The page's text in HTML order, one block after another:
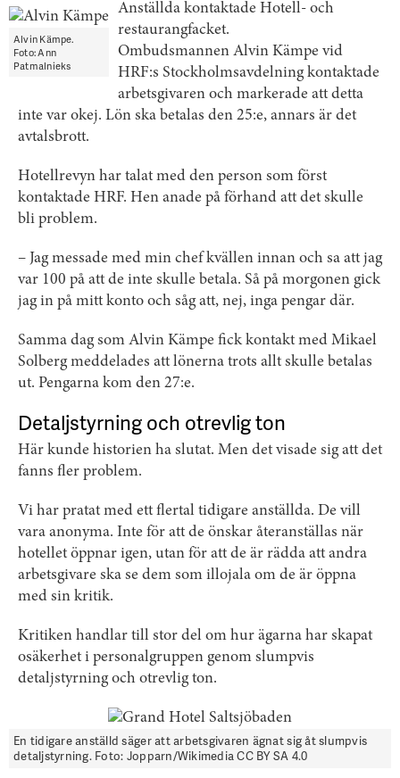
Alvin Kämpe.
Foto: Ann
Patmalnieks
Anställda kontaktade Hotell- och
restaurangfacket.
Ombudsmannen Alvin Kämpe vid
HRF:s Stockholmsavdelning kontaktade
arbetsgivaren och markerade att detta
inte var okej. Lön ska betalas den 25:e, annars är det
avtalsbrott.
Hotellrevyn har talat med den person som först
kontaktade HRF. Hen anade på förhand att det skulle
bli problem.
– Jag messade med min chef kvällen innan och sa att jag
var 100 på att de inte skulle betala. Så på morgonen gick
jag in på mitt konto och såg att, nej, inga pengar där.
Samma dag som Alvin Kämpe fick kontakt med Mikael
Solberg meddelades att lönerna trots allt skulle betalas
ut. Pengarna kom den 27:e.
Detaljstyrning och otrevlig ton
Här kunde historien ha slutat. Men det visade sig att det
fanns fler problem.
Vi har pratat med ett flertal tidigare anställda. De vill
vara anonyma. Inte för att de önskar återanställas när
hotellet öppnar igen, utan för att de är rädda att andra
arbetsgivare ska se dem som illojala om de är öppna
med sin kritik.
Kritiken handlar till stor del om hur ägarna har skapat
osäkerhet i personalgruppen genom slumpvis
detaljstyrning och otrevlig ton.
En tidigare anställd säger att arbetsgivaren ägnat sig åt slumpvis
detaljstyrning. Foto: Jopparn/Wikimedia CC BY SA 4.0